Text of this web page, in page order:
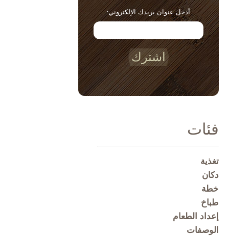
أدخل عنوان بريدك الإلكتروني:
اشترك
فئات
تغذية
دكان
خطة
طباخ
إعداد الطعام
الوصفات